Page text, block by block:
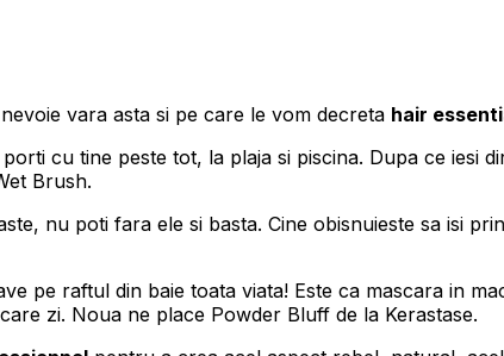
vara asta si pe care le vom decreta hair
cu tine peste tot, la plaja si piscina. Dupa ce iesi
Brush.
nu poti fara ele si basta. Cine obisnuieste sa isi
pe raftul din baie toata viata! Este ca mascara in
zi. Noua ne place Powder Bluff de la Kerastase.